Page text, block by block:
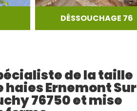
DÉSSOUCHAGE 76
de la taille
haies Ernemont Sur
76750 et mise